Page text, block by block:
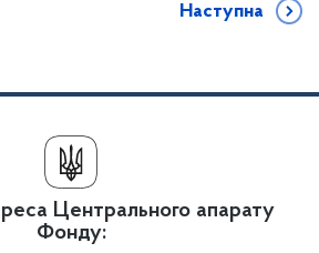
Наступна
Центрального апарату
Фонду: